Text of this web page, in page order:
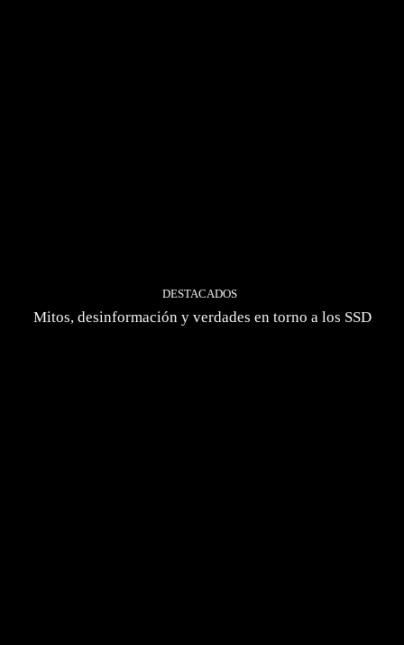
DESTACADOS
Mitos, desinformación y verdades en torno a los SSD